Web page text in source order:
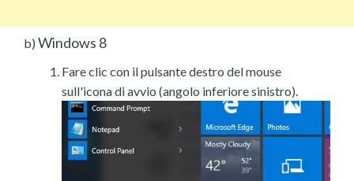
b) Windows 8
Fare clic con il pulsante destro del mouse
sull'icona di avvio (angolo inferiore sinistro).